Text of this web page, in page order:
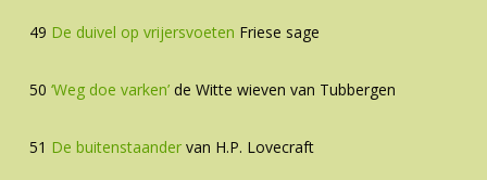
49 De duivel op vrijersvoeten Friese sage
50 ‘Weg doe varken’de Witte wieven van Tubbergen
51 De buitenstaandervan H.P. Lovecraft